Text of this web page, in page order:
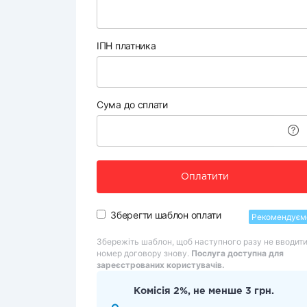
ІПН платника
Сума до сплати
Оплатити
Зберегти шаблон оплати
Збережіть шаблон, щоб наступного разу не вводити
номер договору знову. Послуга доступна для
зареєстрованих користувачів.
Комісія 2%, не менше 3 грн.